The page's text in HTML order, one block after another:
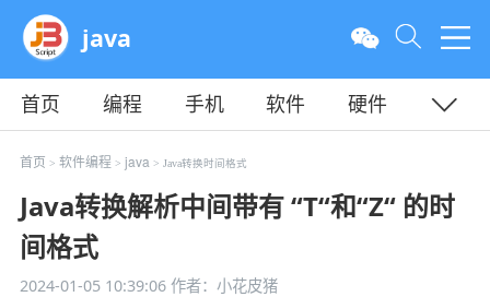
java
首页 编程 手机 软件
硬件
教程
平面 服务器
首页 > 软件编程 > java> Java转换时间格式
Java转换解析中间带有 “T“和“Z“ 的时
间格式
2024-01-05 10:39:06作者：小花皮猪